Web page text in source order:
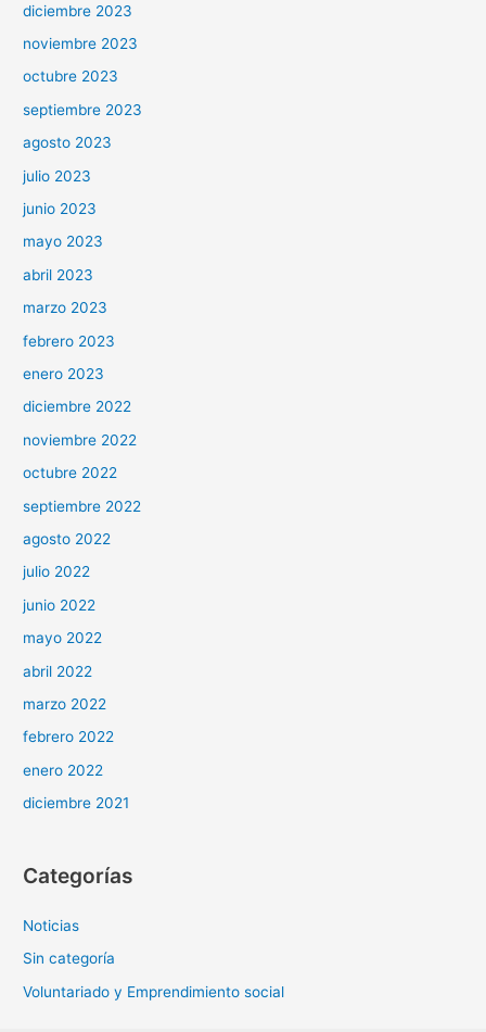
diciembre 2023
noviembre 2023
octubre 2023
septiembre 2023
agosto 2023
julio 2023
junio 2023
mayo 2023
abril 2023
marzo 2023
febrero 2023
enero 2023
diciembre 2022
noviembre 2022
octubre 2022
septiembre 2022
agosto 2022
julio 2022
junio 2022
mayo 2022
abril 2022
marzo 2022
febrero 2022
enero 2022
diciembre 2021
Categorías
Noticias
Sin categoría
Voluntariado y Emprendimiento social